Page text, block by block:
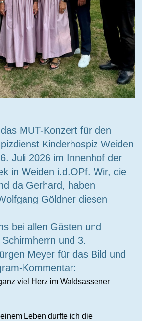
MUT-Konzert für den
Kinderhospiz Weiden
Juli 2026 im Innenhof der
in Weiden i.d.OPf. Wir, die
da Gerhard, haben
Göldner diesen
bei allen Gästen und
und 3.
Meyer für das Bild und
Kommentar:
viel Herz im Waldsassener
Leben durfte ich die